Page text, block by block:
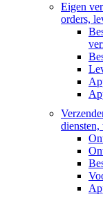
Eigen
orders,
diensten,